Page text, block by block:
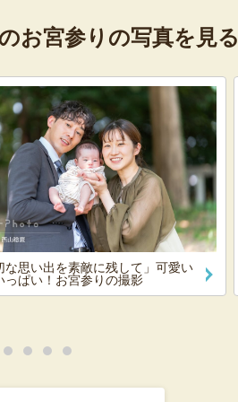
お宮参りの写真を見る
な思い出を素敵に残して」可愛い
っぱい！お宮参りの撮影